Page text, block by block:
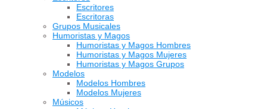
Escritores
Escritoras
Grupos Musicales
Humoristas y Magos
Humoristas y Magos Hombres
Humoristas y Magos Mujeres
Humoristas y Magos Grupos
Modelos
Modelos Hombres
Modelos Mujeres
Músicos